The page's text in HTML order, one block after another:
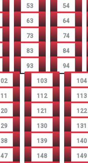
53 54
63 64
73 74
83 84
93 94
103 104
112 113
121 122
130 131
139 140
148 149